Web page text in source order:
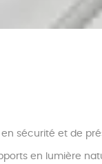
sécurité et de
en lumière